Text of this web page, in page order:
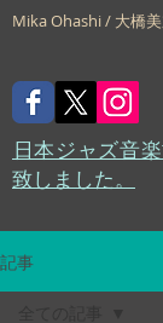
Mika Ohashi / 大橋
日本ジャズ音
致しました。
記事